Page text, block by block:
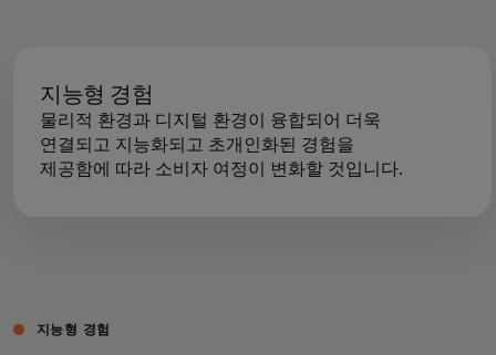
지능형 경험
물리적 환경과 디지털 환경이 융합되어 더욱
연결되고 지능화되고 초개인화된 경험을
제공함에 따라 소비자 여정이 변화할 것입니다.
지능형 경험